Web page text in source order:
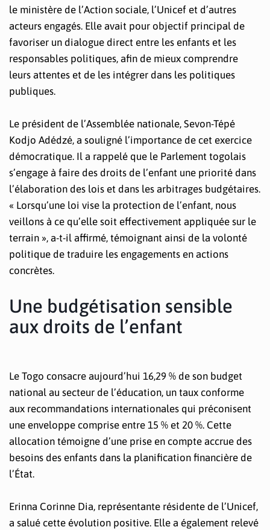
le ministère de l’Action sociale, l’Unicef et d’autres
acteurs engagés. Elle avait pour objectif principal de
favoriser un dialogue direct entre les enfants et les
responsables politiques, afin de mieux comprendre
leurs attentes et de les intégrer dans les politiques
publiques.
Le président de l’Assemblée nationale, Sevon-Tépé
Kodjo Adédzé, a souligné l’importance de cet exercice
démocratique. Il a rappelé que le Parlement togolais
s’engage à faire des droits de l’enfant une priorité dans
l’élaboration des lois et dans les arbitrages budgétaires.
« Lorsqu’une loi vise la protection de l’enfant, nous
veillons à ce qu’elle soit effectivement appliquée sur le
terrain », a-t-il affirmé, témoignant ainsi de la volonté
politique de traduire les engagements en actions
concrètes.
Une budgétisation sensible
aux droits de l’enfant
Le Togo consacre aujourd’hui 16,29 % de son budget
national au secteur de l’éducation, un taux conforme
aux recommandations internationales qui préconisent
une enveloppe comprise entre 15 % et 20 %. Cette
allocation témoigne d’une prise en compte accrue des
besoins des enfants dans la planification financière de
l’État.
Erinna Corinne Dia, représentante résidente de l’Unicef,
a salué cette évolution positive. Elle a également relevé